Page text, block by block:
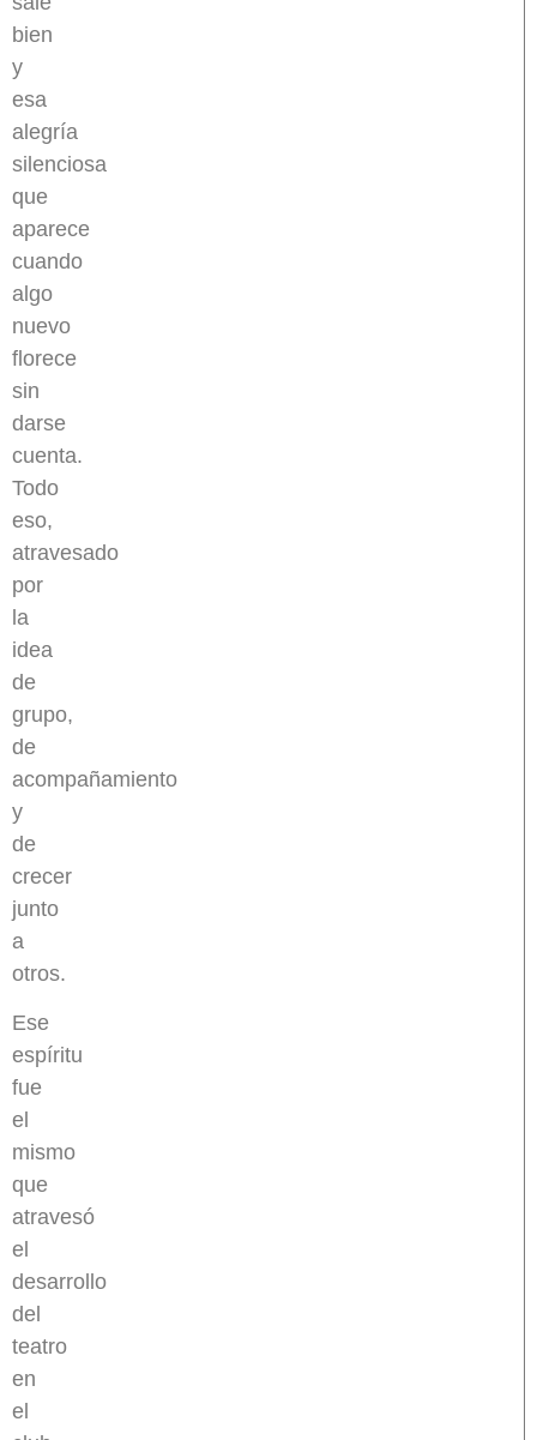
bien
y
esa
alegría
silenciosa
que
aparece
cuando
algo
nuevo
florece
sin
darse
cuenta.
Todo
eso,
atravesado
por
la
idea
de
grupo,
de
acompañamiento
y
de
crecer
junto
a
otros.
Ese
espíritu
fue
el
mismo
que
atravesó
el
desarrollo
del
teatro
en
el